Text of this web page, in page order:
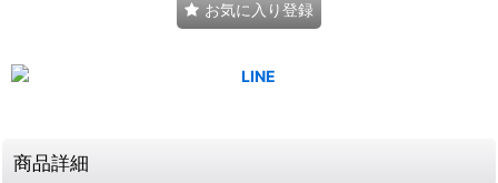
お気に入り登録
商品詳細